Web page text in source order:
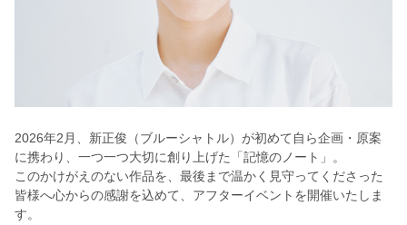
2026年2月、新正俊（ブルーシャトル）が初めて自ら企画・原案
に携わり、一つ一つ大切に創り上げた「記憶のノート」。
このかけがえのない作品を、最後まで温かく見守ってくださった
皆様へ心からの感謝を込めて、アフターイベントを開催いたしま
す。